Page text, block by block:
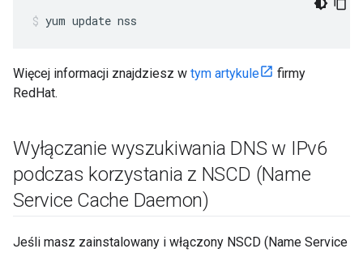
yum update nss
Więcej informacji znajdziesz w tym artykule
firmy
RedHat.
Wyłączanie wyszukiwania DNS w IPv6
podczas korzystania z NSCD (Name
Service Cache Daemon)
Jeśli masz zainstalowany i włączony NSCD (Name Service